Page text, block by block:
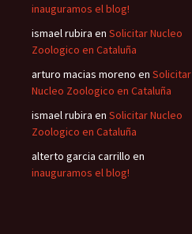
inauguramos el blog!
ismael rubira en Solicitar Nucleo
Zoologico en Cataluña
arturo macias moreno en Solicitar
Nucleo Zoologico en Cataluña
ismael rubira en Solicitar Nucleo
Zoologico en Cataluña
alterto garcia carrillo en
inauguramos el blog!